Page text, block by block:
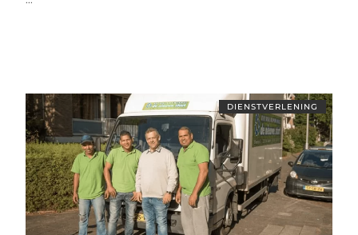
DIENSTVERLENING